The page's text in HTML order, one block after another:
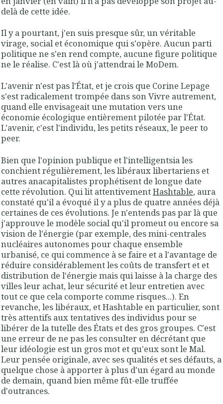
delà de cette idée.
Il y a pourtant, j'en suis presque sûr, un véritable
virage, social et économique qui s'opère. Aucun parti
politique ne s'en rend compte, aucune figure politique
ne le réalise. C'est là où j'attendrai le MoDem.
L'avenir n'est pas l'État, et je crois que Corine Lepage
s'est radicalement trompée dans son Vivre autrement,
quand elle envisageait une mutation vers une
économie écologique entièrement pilotée par l'État.
L'avenir, c'est l'individu, les petits réseaux, le peer to
peer.
Bien que l'opinion publique et l'intelligentsia les
conchient régulièrement, les libéraux libertariens et
autres anacapitalistes prophétisent de longue date
cette révolution. Qui lit attentivementHashtable, aura
constaté qu'il a évoqué il y a plus de quatre années déjà
certaines de ces évolutions. Je n'entends pas par là que
j'approuve le modèle social qu'il promeut ou encore sa
vision de l'énergie (par exemple, des mini-centrales
nucléaires autonomes pour chaque ensemble
urbanisé, ce qui commence à se faire et a l'avantage de
réduire considérablement les coûts de transfert et et
distribution de l'énergie mais qui laisse à la charge des
villes leur achat, leur sécurité et leur entretien avec
tout ce que cela comporte comme risques...). En
revanche, les libéraux, et Hashtable en particulier, sont
très attentifs aux tentatives des individus pour se
libérer de la tutelle des États et des gros groupes. C'est
une erreur de ne pas les consulter en décrétant que
leur idéologie est un gros mot et qu'eux sont le Mal.
Leur pensée originale, avec ses qualités et ses défauts, a
quelque chose à apporter à plus d'un égard au monde
de demain, quand bien même fût-elle truffée
d'outrances.